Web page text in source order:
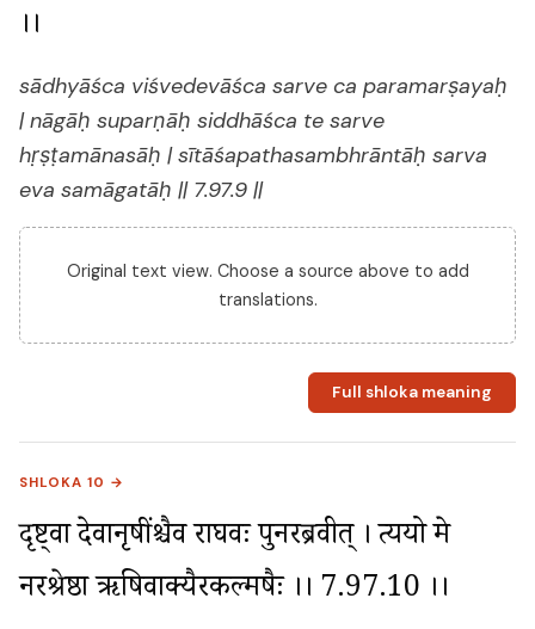
।।
sādhyāśca viśvedevāśca sarve ca paramarṣayaḥ
| nāgāḥ suparṇāḥ siddhāśca te sarve
hṛṣṭamānasāḥ | sītāśapathasambhrāntāḥ sarva
eva samāgatāḥ || 7.97.9 ||
Original text view. Choose a source above to add
translations.
Full shloka meaning
SHLOKA 10 →
दृष्ट्वा देवानृषींश्चैव राघवः पुनरब्रवीत् । प्रत्ययो मे
नरश्रेष्ठा ऋषिवाक्यैरकल्मषैः ।। 7.97.10 ।।